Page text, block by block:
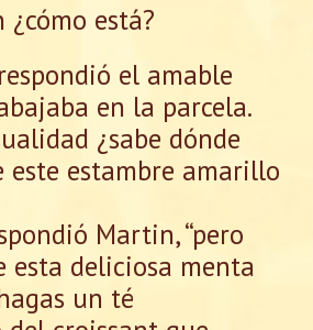
está?
el amable
en la parcela.
¿sabe dónde
este estambre amarillo
Martin, “pero
esta deliciosa menta
un té